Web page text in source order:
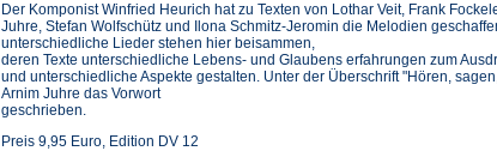
Der Komponist Winfried Heurich hat zu Texten von Lothar Veit, Frank
Juhre, Stefan Wolfschütz und Ilona Schmitz-Jeromin die Melodien
unterschiedliche Lieder stehen hier beisammen,
deren Texte unterschiedliche Lebens- und Glaubens erfahrungen zum
und unterschiedliche Aspekte gestalten. Unter der Überschrift "Hören,
Arnim Juhre das Vorwort
geschrieben.
Preis 9,95 Euro, Edition DV 12